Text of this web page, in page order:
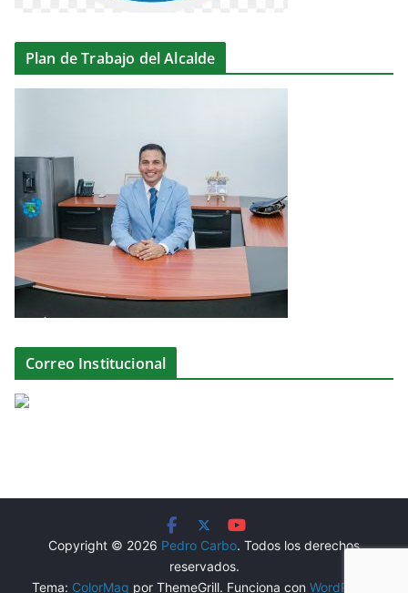
Plan de Trabajo del Alcalde
Correo Institucional
Copyright © 2026 Pedro Carbo. Todos los derechos
reservados.
Tema: ColorMag por ThemeGrill. Funciona con WordPress